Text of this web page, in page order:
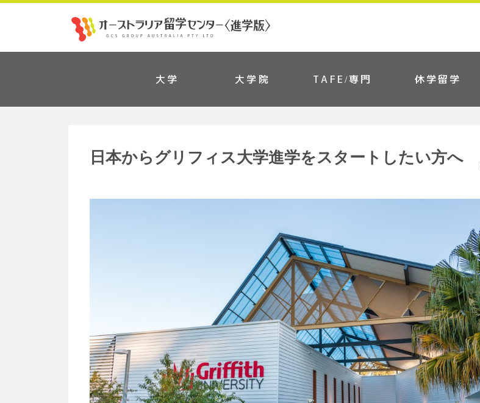
大学 大学院 TAFE/専門 休学留学
日本からグリフィス大学進学をスタートしたい方へ